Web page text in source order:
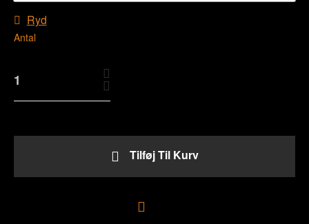
Ryd
Antal
Tilføj Til Kurv